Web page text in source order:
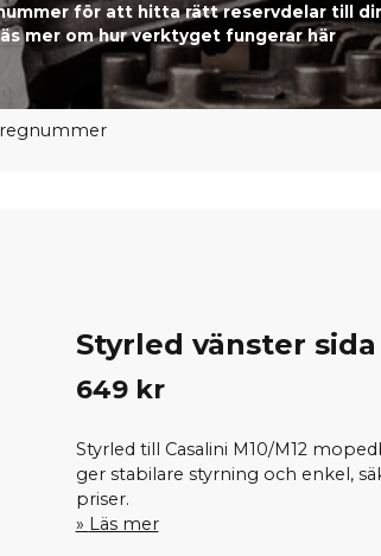
för att hitta rätt reservdelar till
mer om hur verktyget fungerar här
Styrled vänster sida
649 kr
Styrled till Casalini M10/M12
ger stabilare styrning och enkel,
priser.
Läs mer